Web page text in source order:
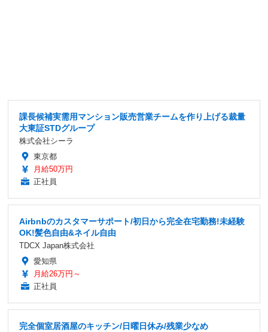
課長候補実需用マンション販売営業チームを作り上げる裁量
大東証STDグループ
株式会社シーラ
東京都
月給50万円
正社員
Airbnbのカスタマーサポート/初日から完全在宅勤務!未経験
OK!髪色自由&ネイル自由
TDCX Japan株式会社
愛知県
月給26万円～
正社員
完全個室居酒屋のキッチン/日曜日休み/残業少なめ